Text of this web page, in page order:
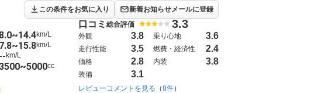
この条件をお気に入り 新着お知らせメールに登録
8.0~14.4km/L
7.8~15.8km/L
-- km/L
3500~5000cc
口コミ 総合評価 3.3
外観 3.8 乗り心地 3.6
走行性能 3.5 燃費・経済性 2.4
価格 2.8 内装 3.8
装備 3.1
レビューコメントを見る （8件）